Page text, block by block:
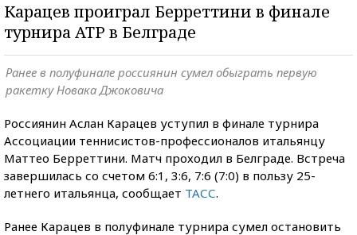
Карацев проиграл Берреттини в финале
турнира ATP в Белграде
Ранее в полуфинале россиянин сумел обыграть первую
ракетку Новака Джоковича
Россиянин Аслан Карацев уступил в финале турнира
Ассоциации теннисистов-профессионалов итальянцу
Маттео Берреттини. Матч проходил в Белграде. Встреча
завершилась со счетом 6:1, 3:6, 7:6 (7:0) в пользу 25-
летнего итальянца, сообщает ТАСС.
Ранее Карацев в полуфинале турнира сумел остановить